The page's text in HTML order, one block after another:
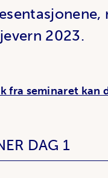
2023.
fra seminaret kan
DAG 1